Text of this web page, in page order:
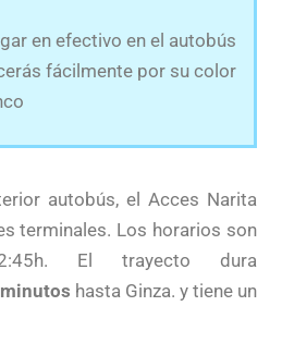
en efectivo en el autobús
fácilmente por su color
autobús, el Acces Narita
terminales. Los horarios son
El trayecto dura
hasta Ginza. y tiene un